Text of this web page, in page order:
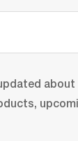
about